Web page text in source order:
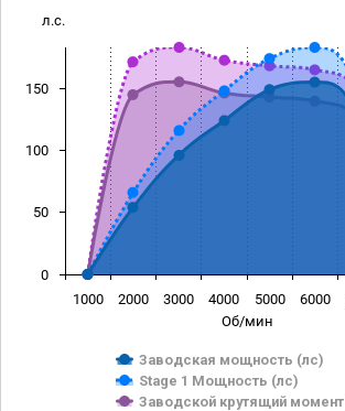
Об/мин
л.с.
Заводская мощность (лс)
Stage 1 Мощность (лс)
Заводской крутящий
1000 2000 3000 4000 5000 6000
0
50
100
150